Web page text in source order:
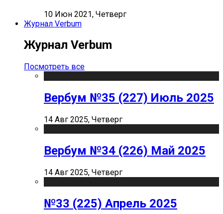
10 Июн 2021, Четверг
Журнал Verbum
Журнал Verbum
Посмотреть все
Вербум №35 (227) Июль 2025
14 Авг 2025, Четверг
Вербум №34 (226) Май 2025
14 Авг 2025, Четверг
№33 (225) Апрель 2025